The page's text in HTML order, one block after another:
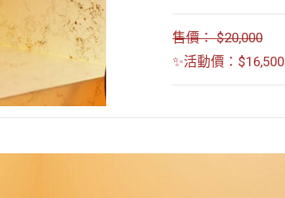
售價： $20,000
✨活動價：$16,500